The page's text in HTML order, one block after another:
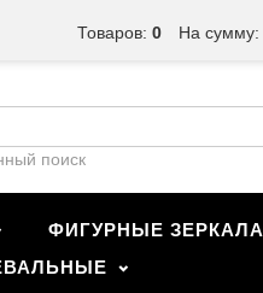
Товаров: 0 На сумму:
поиск
ФИГУРНЫЕ ЗЕРКАЛА